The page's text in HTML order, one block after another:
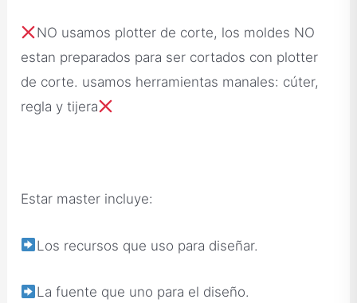
NO usamos plotter de corte, los moldes NO
estan preparados para ser cortados con plotter
de corte. usamos herramientas manales: cúter,
regla y tijera
Estar master incluye:
Los recursos que uso para diseñar.
La fuente que uno para el diseño.